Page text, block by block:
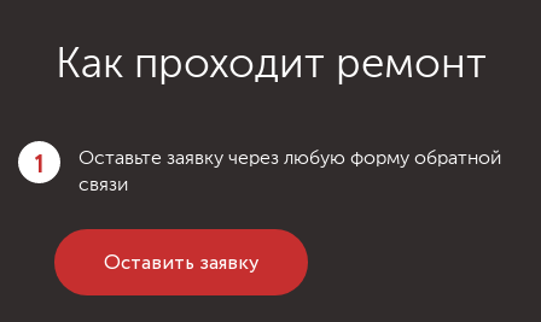
Как проходит ремонт
1
Оставьте заявку через любую форму обратной
связи
Оставить заявку